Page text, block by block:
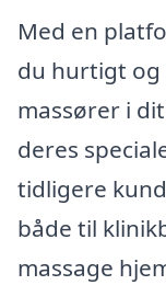
Med en
du hurtigt og
massører i
deres
tidligere
både til
massage